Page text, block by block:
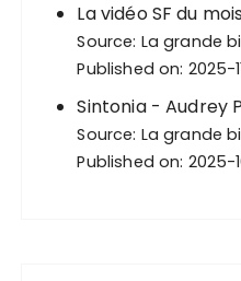
La vidéo SF du
Source: La grande
Published on: 2025-
Sintonia - Audrey
Source: La grande
Published on: 2025-